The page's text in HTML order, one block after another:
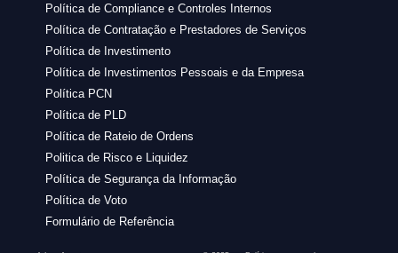
Política de Compliance e Controles Internos
Política de Contratação e Prestadores de Serviços
Política de Investimento
Política de Investimentos Pessoais e da Empresa
Política PCN
Política de PLD
Política de Rateio de Ordens
Politica de Risco e Liquidez
Política de Segurança da Informação
Política de Voto
Formulário de Referência